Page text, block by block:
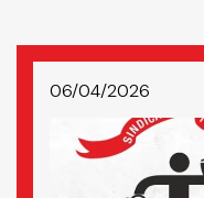
06/04/2026